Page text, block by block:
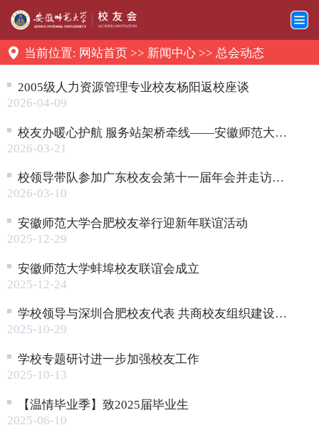
当前位置: 网站首页>> 新闻中心>> 总会动态
2005级人力资源管理专业校友杨阳返校座谈
2026-04-09
校友办暖心护航 服务站架桥牵线——安徽师范大学校友综合服务站助力2026届师范类专场招聘会
2026-03-21
校领导带队参加广东校友会第十一届年会并走访校友企业
2026-03-10
安徽师范大学合肥校友举行迎新年联谊活动
2025-12-29
安徽师范大学蚌埠校友联谊会成立
2025-12-24
学校领导与深圳合肥校友代表 共商校友组织建设及合作发展
2025-10-29
学校专题研讨进一步加强校友工作
2025-10-13
【温情毕业季】致2025届毕业生
2025-06-10